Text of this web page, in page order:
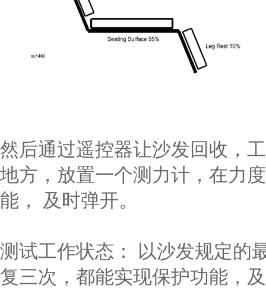
然后通过遥控器让沙发回收，
地方，放置一个测力计，在力
能， 及时弹开。
测试工作状态： 以沙发规定的
复三次，都能实现保护功能，